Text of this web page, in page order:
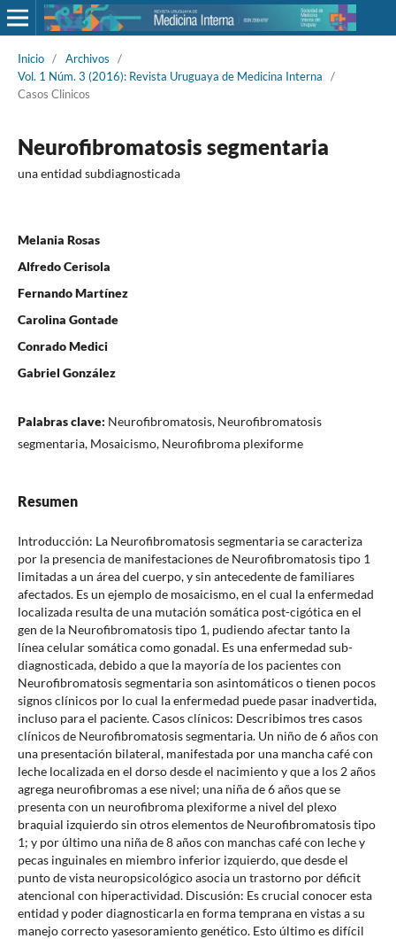
Inicio / Archivos
/
Vol. 1 Núm. 3 (2016): Revista Uruguaya de Medicina Interna
/
Casos Clinicos
Neurofibromatosis segmentaria
una entidad subdiagnosticada
Melania Rosas
Alfredo Cerisola
Fernando Martínez
Carolina Gontade
Conrado Medici
Gabriel González
Palabras clave: Neurofibromatosis, Neurofibromatosis
segmentaria, Mosaicismo, Neurofibroma plexiforme
Resumen
Introducción: La Neurofibromatosis segmentaria se caracteriza
por la presencia de manifestaciones de Neurofibromatosis tipo 1
limitadas a un área del cuerpo, y sin antecedente de familiares
afectados. Es un ejemplo de mosaicismo, en el cual la enfermedad
localizada resulta de una mutación somática post-cigótica en el
gen de la Neurofibromatosis tipo 1, pudiendo afectar tanto la
línea celular somática como gonadal. Es una enfermedad sub-
diagnosticada, debido a que la mayoría de los pacientes con
Neurofibromatosis segmentaria son asintomáticos o tienen pocos
signos clínicos por lo cual la enfermedad puede pasar inadvertida,
incluso para el paciente. Casos clínicos: Describimos tres casos
clínicos de Neurofibromatosis segmentaria. Un niño de 6 años con
una presentación bilateral, manifestada por una mancha café con
leche localizada en el dorso desde el nacimiento y que a los 2 años
agrega neurofibromas a ese nivel; una niña de 6 años que se
presenta con un neurofibroma plexiforme a nivel del plexo
braquial izquierdo sin otros elementos de Neurofibromatosis tipo
1; y por último una niña de 8 años con manchas café con leche y
pecas inguinales en miembro inferior izquierdo, que desde el
punto de vista neuropsicológico asocia un trastorno por déficit
atencional con hiperactividad. Discusión: Es crucial conocer esta
entidad y poder diagnosticarla en forma temprana en vistas a su
manejo correcto yasesoramiento genético. Esto último es difícil